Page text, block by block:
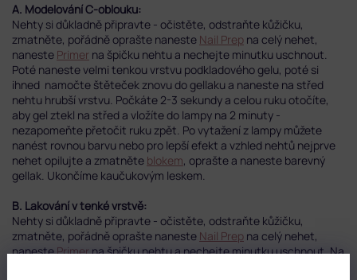
A. Modelování C-oblouku:
Nehty si důkladně připravte - očistěte, odstraňte kůžičku,
zmatněte, pořádně oprašte naneste Nail Prep na celý nehet,
naneste Primer na špičku nehtu a nechejte minutku uschnout.
Poté naneste velmi tenkou vrstvu podkladového gelu, poté si
ihned namočte štěteček znovu do gellaku a naneste na střed
nehtu hrubší vrstvu. Počkáte 2-3 sekundy a celou ruku otočíte,
aby gel ztekl na střed a vložíte do lampy na 2 minuty -
nezapomeňte přetočit ruku zpět. Po vytažení z lampy můžete
nanést rovnou barvu nebo pro lepší efekt a vzhled nehtů nejprve
nehet opilujte a zmatněte blokem, oprašte a naneste barevný
gellak. Ukončíme kaučukovým leskem.
B. Lakování v tenké vrstvě:
Nehty si důkladně připravte - očistěte, odstraňte kůžičku,
zmatněte, pořádně oprašte naneste Nail Prep na celý nehet,
nanestePrimerna špičku nehtu a nechejte minutku uschnout. Na